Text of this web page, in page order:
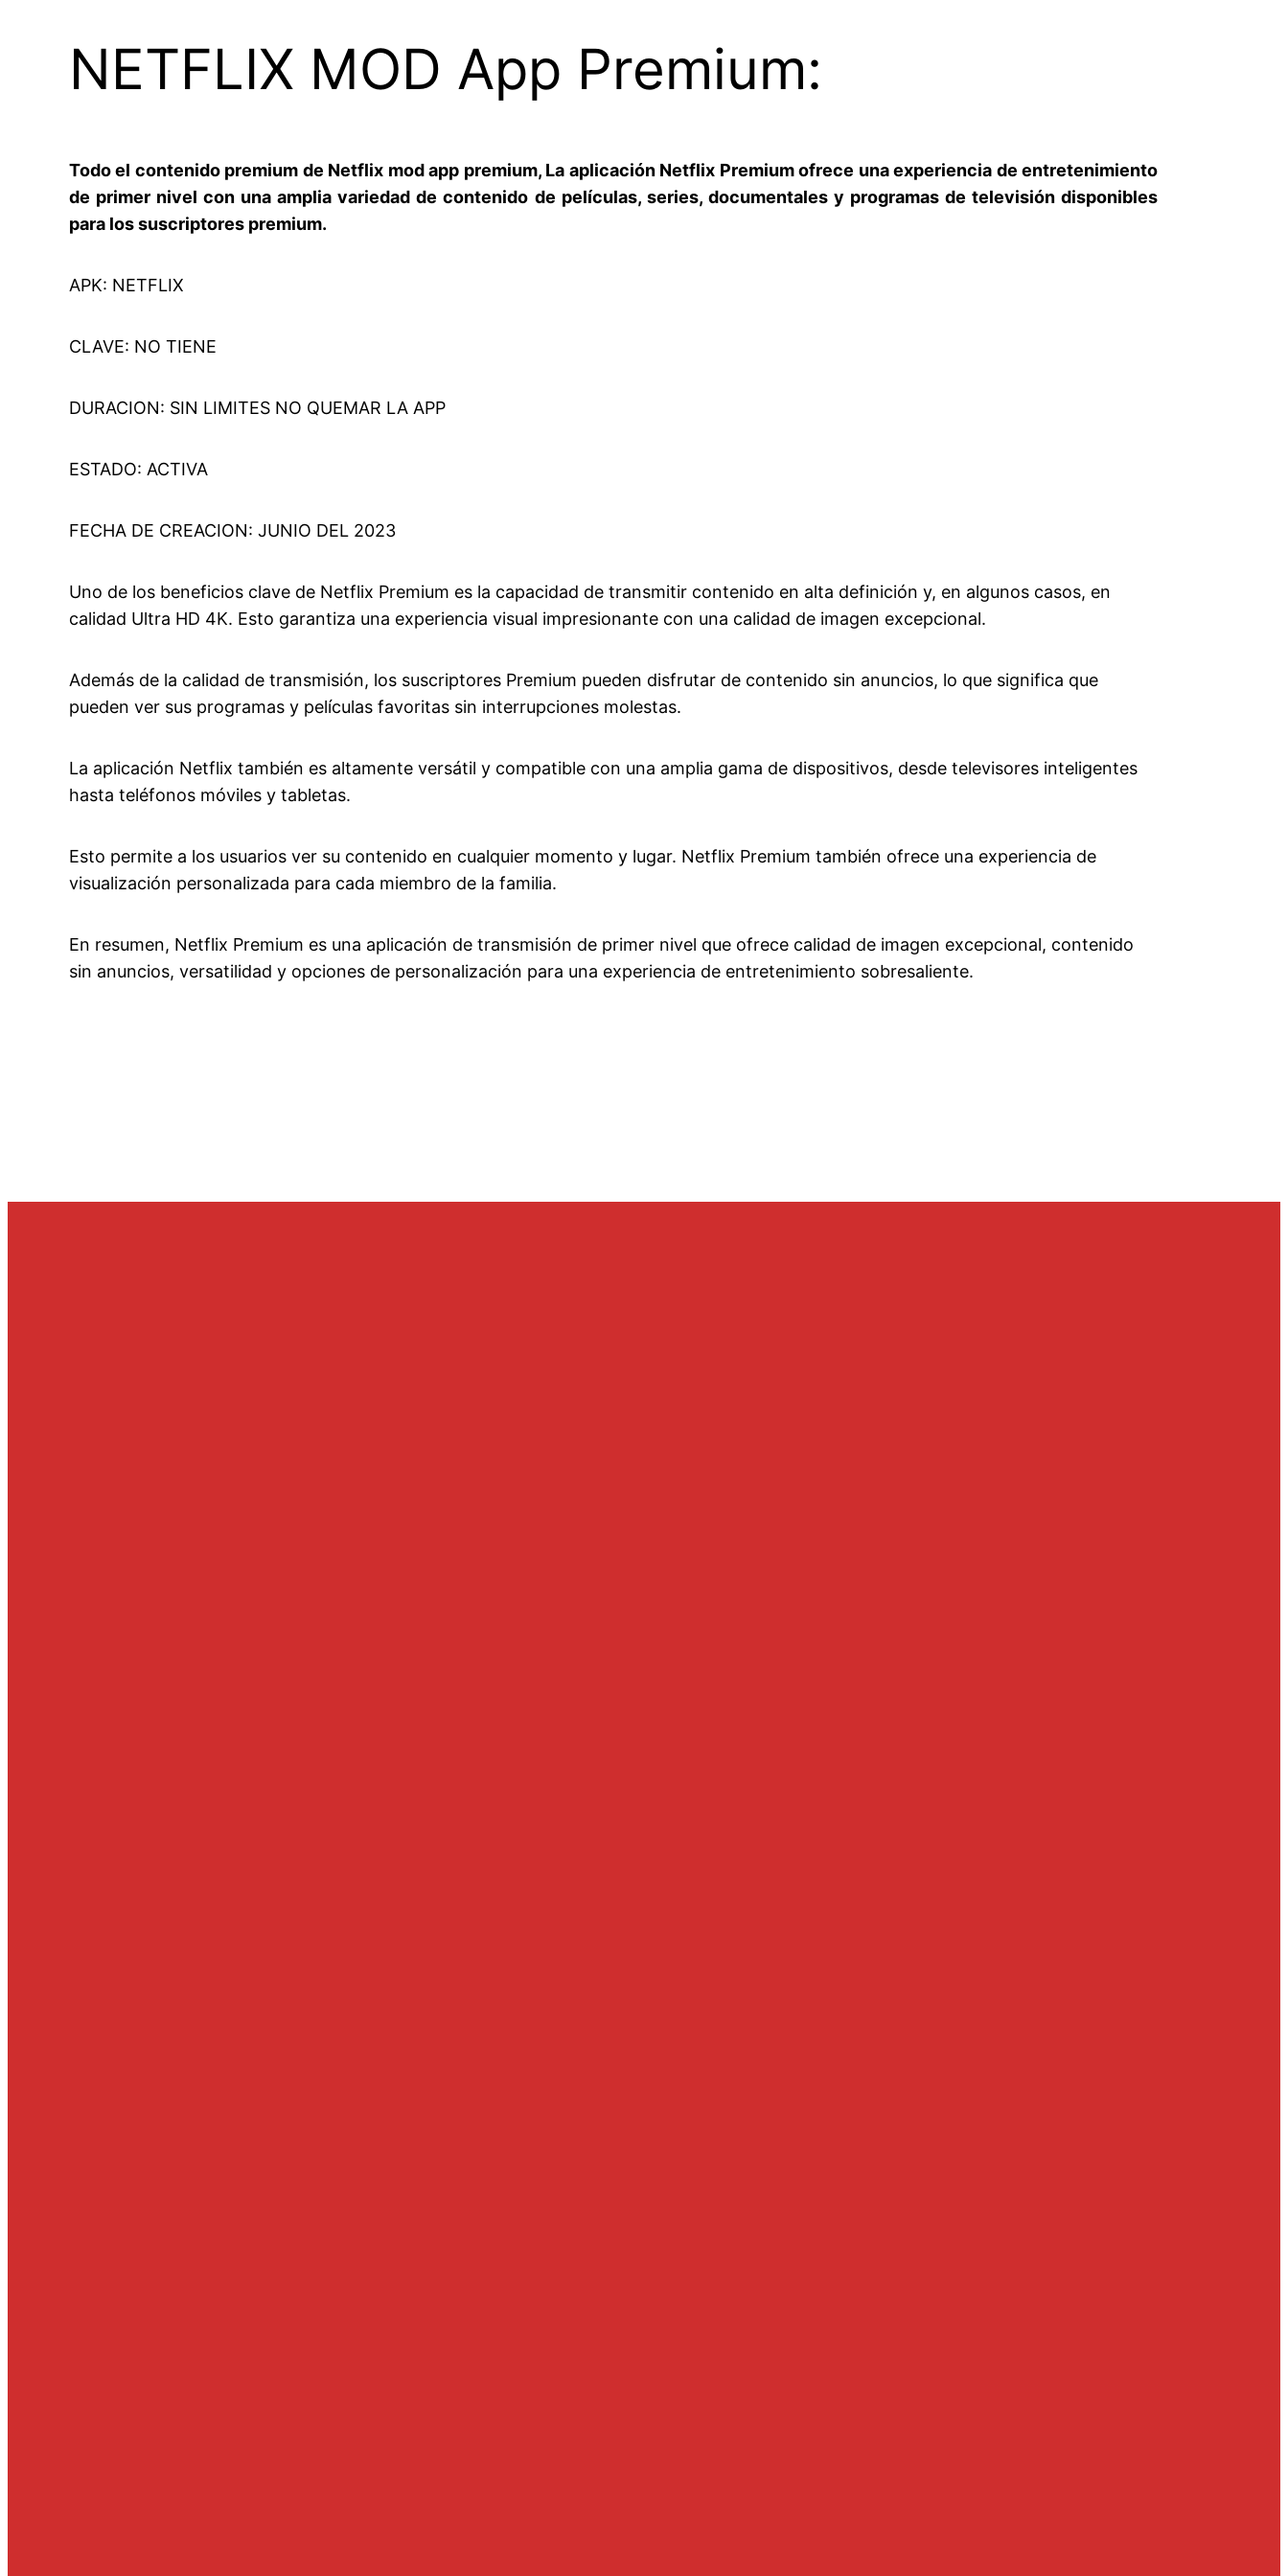
NETFLIX MOD App Premium:
Todo el contenido premium de Netflix mod app premium, La aplicación Netflix Premium ofrece una experiencia de entretenimiento
de primer nivel con una amplia variedad de contenido de películas, series, documentales y programas de televisión disponibles
para los suscriptores premium.
APK: NETFLIX
CLAVE: NO TIENE
DURACION: SIN LIMITES NO QUEMAR LA APP
ESTADO: ACTIVA
FECHA DE CREACION: JUNIO DEL 2023
Uno de los beneficios clave de Netflix Premium es la capacidad de transmitir contenido en alta definición y, en algunos casos, en
calidad Ultra HD 4K. Esto garantiza una experiencia visual impresionante con una calidad de imagen excepcional.
Además de la calidad de transmisión, los suscriptores Premium pueden disfrutar de contenido sin anuncios, lo que significa que
pueden ver sus programas y películas favoritas sin interrupciones molestas.
La aplicación Netflix también es altamente versátil y compatible con una amplia gama de dispositivos, desde televisores inteligentes
hasta teléfonos móviles y tabletas.
Esto permite a los usuarios ver su contenido en cualquier momento y lugar. Netflix Premium también ofrece una experiencia de
visualización personalizada para cada miembro de la familia.
En resumen, Netflix Premium es una aplicación de transmisión de primer nivel que ofrece calidad de imagen excepcional, contenido
sin anuncios, versatilidad y opciones de personalización para una experiencia de entretenimiento sobresaliente.